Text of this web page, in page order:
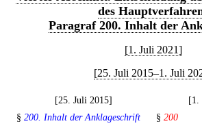
des
Paragraf 200. Inhalt der
[1. Juli 2021]
[25. Juli 2015–1. Juli
[25. Juli 2015]
[1.
§ 200. Inhalt der Anklageschrift § 200